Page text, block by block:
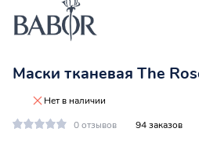
Маски тканевая The
Нет в наличии
0 отзывов
94 заказов